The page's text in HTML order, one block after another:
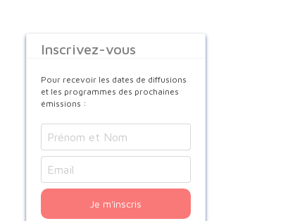
Inscrivez-vous
Pour recevoir les dates de diffusions
et les programmes des prochaines
émissions :
Je m'inscris